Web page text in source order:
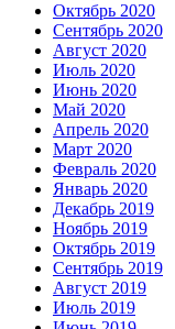
Октябрь 2020
Сентябрь 2020
Август 2020
Июль 2020
Июнь 2020
Май 2020
Апрель 2020
Март 2020
Февраль 2020
Январь 2020
Декабрь 2019
Ноябрь 2019
Октябрь 2019
Сентябрь 2019
Август 2019
Июль 2019